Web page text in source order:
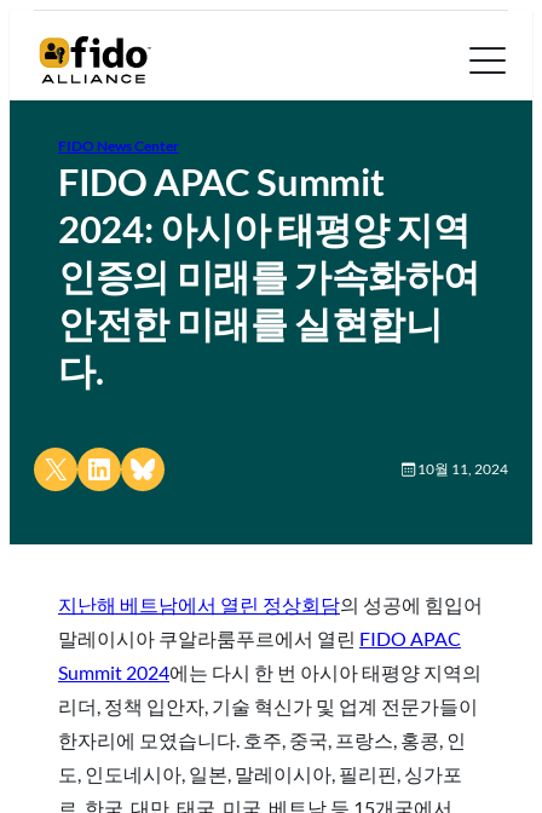
FIDO News Center
FIDO APAC Summit
2024: 아시아 태평양 지역
인증의 미래를 가속화하여
안전한 미래를 실현합니
다.
Share on X Share on LinkedIn
Share on Bluesky 10월 11, 2024
지난해 베트남에서 열린 정상회담의 성공에 힘입어
말레이시아 쿠알라룸푸르에서 열린 FIDO APAC
Summit 2024에는 다시 한 번 아시아 태평양 지역의
리더, 정책 입안자, 기술 혁신가 및 업계 전문가들이
한자리에 모였습니다. 호주, 중국, 프랑스, 홍콩, 인
도, 인도네시아, 일본, 말레이시아, 필리핀, 싱가포
르, 한국, 대만, 태국, 미국, 베트남 등 15개국에서